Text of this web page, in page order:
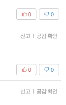
0
0
신고 | 공감 확인
0
0
신고 | 공감 확인